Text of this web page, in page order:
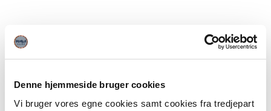
Denne hjemmeside bruger cookies
Vi bruger vores egne cookies samt cookies fra tredjepart